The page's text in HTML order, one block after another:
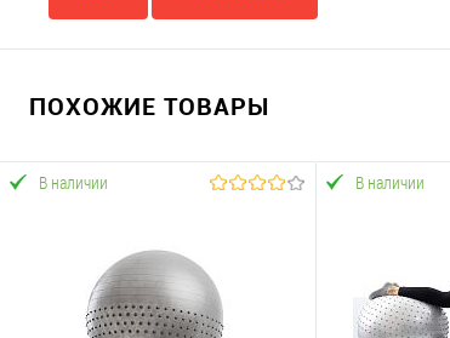
ПОХОЖИЕ ТОВАРЫ
В наличии В наличии